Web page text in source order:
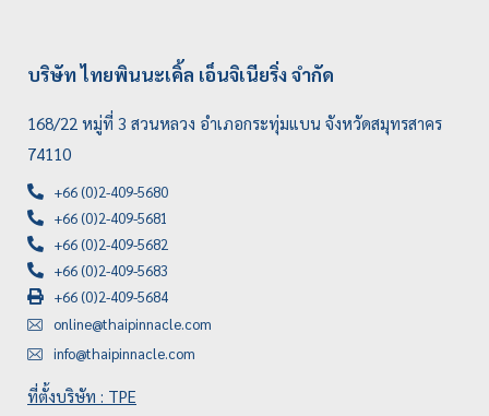
บริษัท ไทยพินนะเคิ้ล เอ็นจิเนียริ่ง จำกัด
168/22 หมู่ที่ 3 สวนหลวง อำเภอกระทุ่มแบน จังหวัดสมุทรสาคร
74110
+66 (0)2-409-5680
+66 (0)2-409-5681
+66 (0)2-409-5682
+66 (0)2-409-5683
+66 (0)2-409-5684
online@thaipinnacle.com
info@thaipinnacle.com
ที่ตั้งบริษัท : TPE